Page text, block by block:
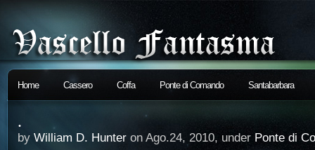
Home Cassero Coffa Ponte di Comando Santabarbara
.
by William D. Hunter on Ago.24, 2010, under Ponte di